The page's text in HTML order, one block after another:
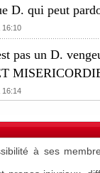
D. qui peut
16:10
pas un D.
16:14